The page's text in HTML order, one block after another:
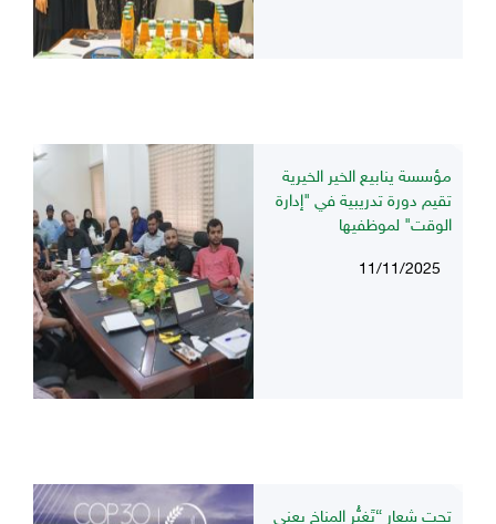
مؤسسة ينابيع الخير الخيرية
تقيم دورة تدريبية في "إدارة
الوقت" لموظفيها
11/11/2025
تحت شعار “تَغيُّر المناخ يعني